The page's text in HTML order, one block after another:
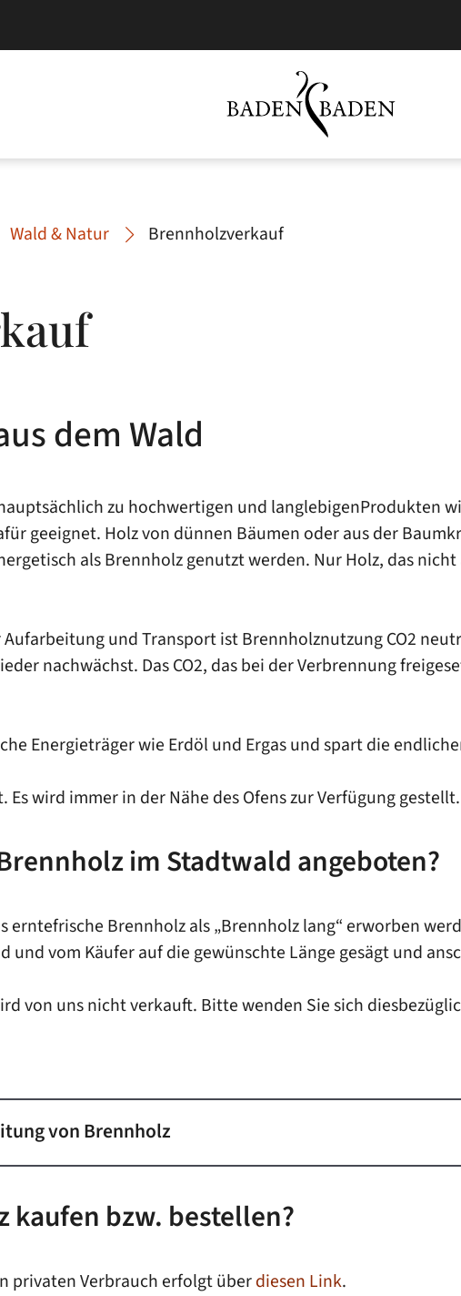
Wald & Natur Brennholzverkauf
dem Wald
zu hochwertigen und langlebigenProdukten
geeignet. Holz von dünnen Bäumen oder aus der
als Brennholz genutzt werden. Nur Holz, das
und Transport ist Brennholznutzung CO2
nachwächst. Das CO2, das bei der Verbrennung
Energieträger wie Erdöl und Ergas und spart die
wird immer in der Nähe des Ofens zur Verfügung
im Stadtwald angeboten?
erntefrische Brennholz als „Brennholz lang“ erworben
und vom Käufer auf die gewünschte Länge gesägt und
von uns nicht verkauft. Bitte wenden Sie sich
von Brennholz
kaufen bzw. bestellen?
privaten Verbrauch erfolgt überdiesen Link.